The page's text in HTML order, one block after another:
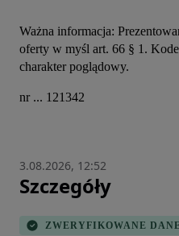
Ważna informacja:
oferty w myśl art. 66 § 1.
charakter poglądowy.
nr ... 121342
3.08.2026, 12:52
Szczegóły
ZWERYFIKOWANE